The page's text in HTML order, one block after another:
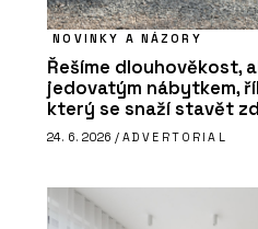
NOVINKY A NÁZORY
Řešíme dlouhověkost,
jedovatým nábytkem,
který se snaží stavět
24. 6. 2026 / ADVERTORIAL